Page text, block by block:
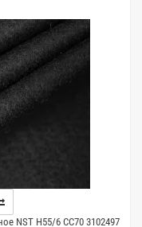
NST H55/6 CC70 3102497